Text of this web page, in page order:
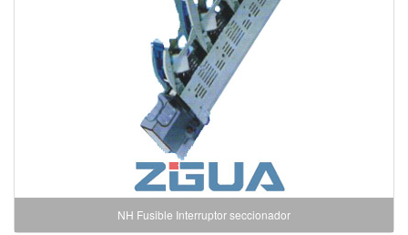
NH Fusible Interruptor seccionador